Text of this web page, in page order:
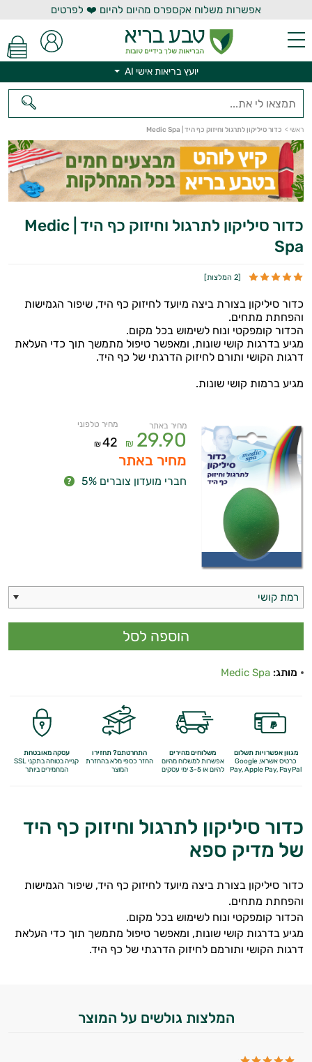
אפשרות משלוח אקספרס מהיום להיום ❤️ לפרטים
יועץ בריאות אישי AI
ראשי > כדור סיליקון לתרגול וחיזוק כף היד | Medic Spa
כדור סיליקון לתרגול וחיזוק כף היד | Medic
Spa
[2 המלצות ]
כדור סיליקון בצורת ביצה מיועד לחיזוק כף היד, שיפור הגמישות
והפחתת מתחים.
הכדור קומפקטי ונוח לשימוש בכל מקום.
מגיע בדרגות קושי שונות, ומאפשר טיפול מתמשך תוך כדי העלאת
דרגות הקושי ותורם לחיזוק הדרגתי של כף היד.
מגיע ברמות קושי שונות.
מחיר באתר
29.90
₪
מחיר טלפוני
42
₪
מחיר באתר
חברי מועדון צוברים 5%
רמת קושי
מותג: Medic Spa
מגוון אפשרויות תשלום
כרטיס אשראי, Google
Pay,Apple Pay, PayPal
משלוחים מהירים
אפשרות למשלוח מהיום
להיום או 3-5 ימי עסקים
התחרטתם? תחזירו
החזר כספי מלאבהחזרת
המוצר
עסקה מאובטחת
קנייה בטוחה בתקני SSL
המחמירים ביותר
כדור סיליקון לתרגול וחיזוק כף היד
של מדיק ספא
כדור סיליקון בצורת ביצה מיועד לחיזוק כף היד, שיפור הגמישות
והפחתת מתחים.
הכדור קומפקטי ונוח לשימוש בכל מקום.
מגיע בדרגות קושי שונות, ומאפשר טיפול מתמשך תוך כדי העלאת
דרגות הקושי ותורמם לחיזוק הדרגתי של כף היד.
המלצות גולשים על המוצר
יועץ בריאות אישי AI